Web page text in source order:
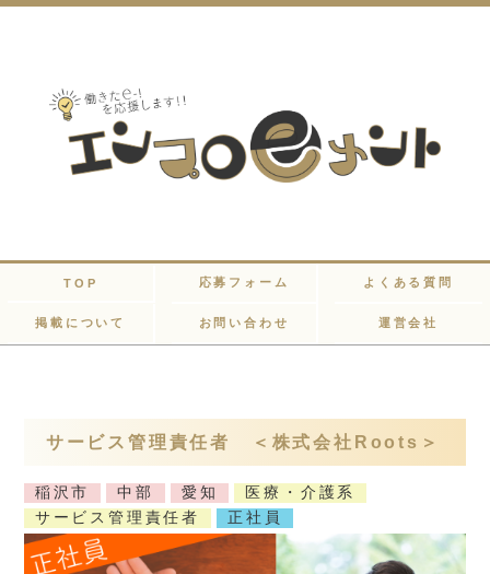
TOP 応募フォーム よくある質問
掲載について お問い合わせ 運営会社
サービス管理責任者 ＜株式会社Roots＞
稲沢市 中部 愛知
医療・介護系
サービス管理責任者
正社員